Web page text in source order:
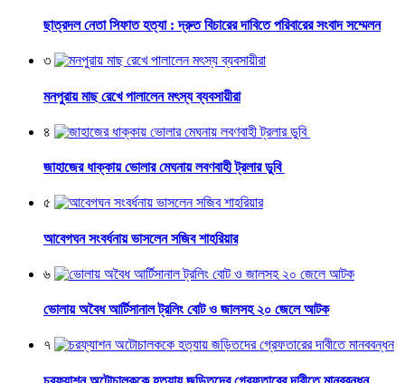
ছাত্রদল নেতা সিফাত হত্যা : দ্রুত বিচারের দাবিতে পরিবারের সংবাদ সম্মেলন
৩
মনপুরায় মাছ রেখে পালালেন মৎস্য ব্যবসায়ীরা
৪
জাহাজের ধাক্কায় ভোলার মেঘনায় লবণবাহী ট্রলার ডুবি
৫
আবেগঘন সংবর্ধনায় ভাসলেন সজিব শাহরিয়ার
৬
ভোলায় অবৈধ আর্টিসানাল ট্রলিং বোট ও জালসহ ২০ জেলে আটক
৭